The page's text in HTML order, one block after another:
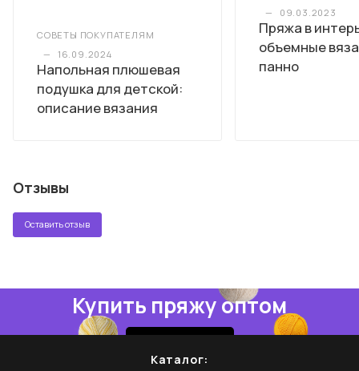
СОВЕТЫ ПОКУПАТЕЛЯМ
—
16.09.2024
Напольная плюшевая
подушка для детской:
описание вязания
—
09.03.2023
Пряжа в
объемные
панно
Отзывы
Оставить отзыв
Купить пряжу оптом
Каталог: